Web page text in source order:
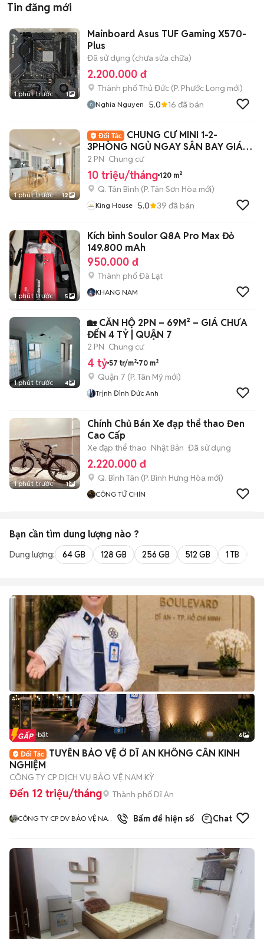
Tin đăng mới
1 phút trước 1
Mainboard Asus TUF Gaming X570-
Plus
Đã sử dụng (chưa sửa chữa)
2.200.000 đ
Thành phố Thủ Đức (P. Phước Long mới)
Nghia Nguyen 5.0 16 đã bán
1 phút trước 12
CHUNG CƯ MINI 1-2-
3PHÒNG NGỦ NGAY SÂN BAY GIÁP
PN Q3
2 PN Chung cư
10 triệu/tháng 120 m²
Q. Tân Bình (P. Tân Sơn Hòa mới)
King House 5.0 39 đã bán
1 phút trước 5
Kích bình Soulor Q8A Pro Max Đỏ
149.800 mAh
950.000 đ
Thành phố Đà Lạt
KHANG NAM
1 phút trước 4
🏡 CĂN HỘ 2PN – 69M² – GIÁ CHƯA
ĐẾN 4 TỶ | QUẬN 7
2 PN Chung cư
4 tỷ 57 tr/m² 70 m²
Quận 7 (P. Tân Mỹ mới)
Trịnh Đình Đức Anh
1 phút trước 1
Chính Chủ Bán Xe đạp thể thao Đen
Cao Cấp
Xe đạp thể thao Nhật Bản Đã sử dụng
2.220.000 đ
Q. Bình Tân (P. Bình Hưng Hòa mới)
CÔNG TỨ CHÍN
Bạn cần tìm dung lượng nào ?
Dung lượng: 64 GB 128 GB 256 GB 512 GB 1 TB
+2
Tin nổi bật 6
TUYỂN BẢO VỆ Ở DĨ AN KHÔNG CẦN KINH
NGHIỆM
CÔNG TY CP DỊCH VỤ BẢO VỆ NAM KỲ
Đến 12 triệu/tháng Thành phố Dĩ An
CÔNG TY CP DV BẢO VỆ NAM
3đã bán
Bấm để hiện số Chat